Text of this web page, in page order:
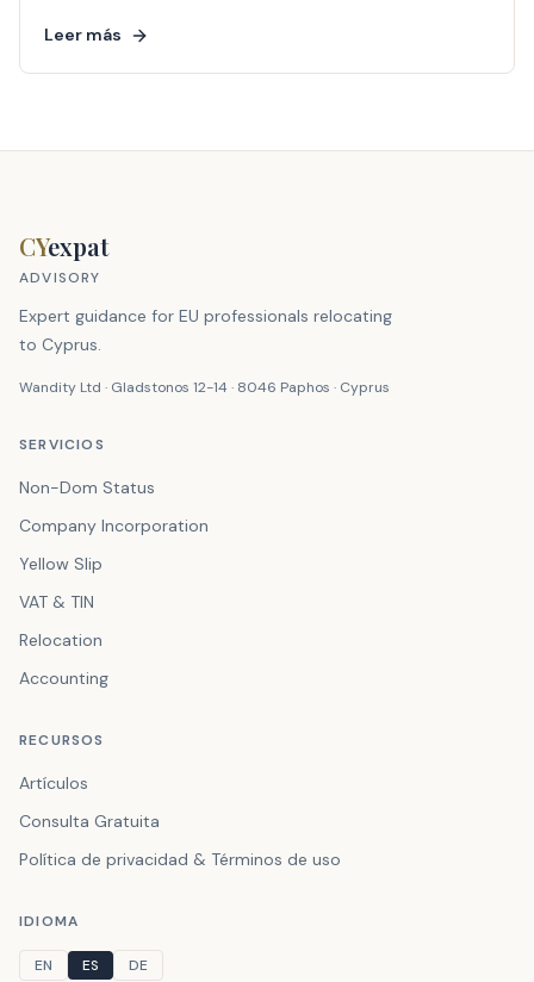
Leer más
CYexpat
ADVISORY
Expert guidance for EU professionals relocating
to Cyprus.
Wandity Ltd · Gladstonos 12-14 · 8046 Paphos · Cyprus
SERVICIOS
Non-Dom Status
Company Incorporation
Yellow Slip
VAT & TIN
Relocation
Accounting
RECURSOS
Artículos
Consulta Gratuita
Política de privacidad & Términos de uso
IDIOMA
EN ES DE